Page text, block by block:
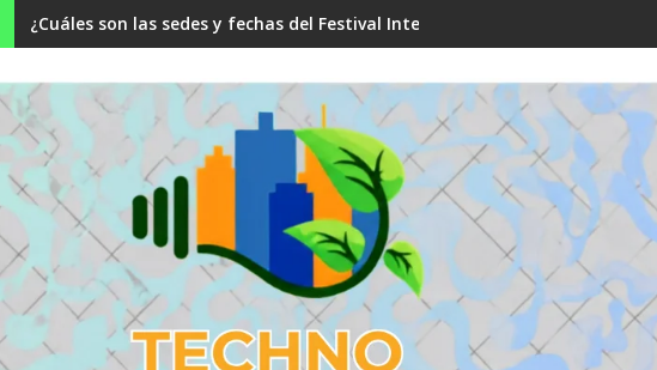
¿Cuáles son las sedes y fechas del Festival Internacional Flamenco MX 2026?